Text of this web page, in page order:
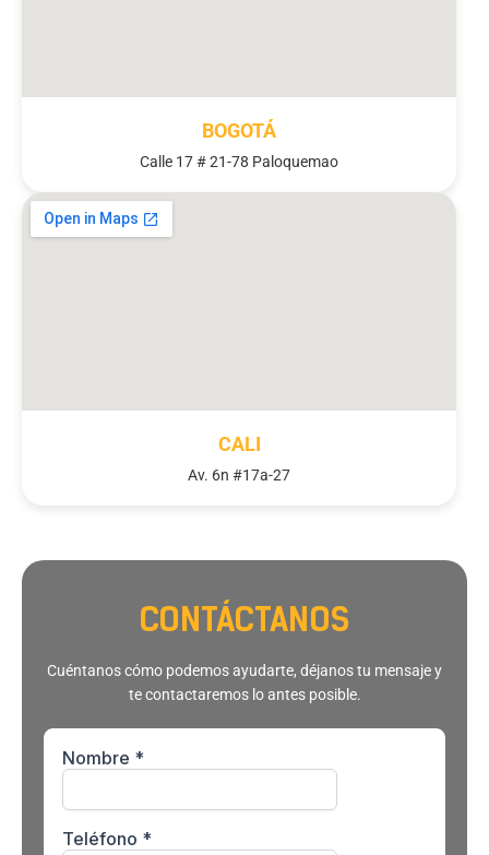
BOGOTÁ
Calle 17 # 21-78 Paloquemao
CALI
Av. 6n #17a-27
CONTÁCTANOS
Cuéntanos cómo podemos ayudarte, déjanos tu mensaje y
te contactaremos lo antes posible.